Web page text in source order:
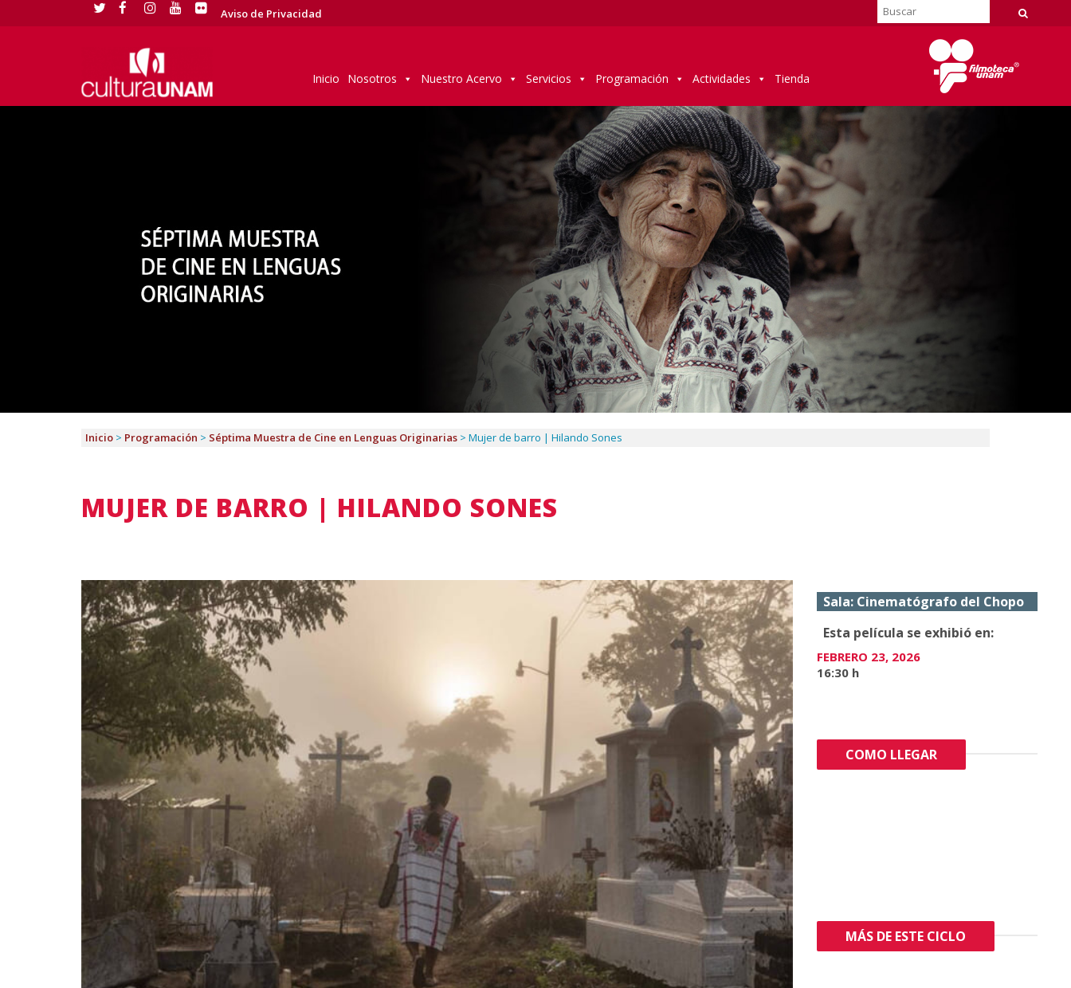
Aviso de Privacidad
Inicio Nosotros Nuestro Acervo Servicios Programación Actividades Tienda
Inicio > Programación > Séptima Muestra de Cine en Lenguas Originarias > Mujer de barro | Hilando Sones
MUJER DE BARRO | HILANDO SONES
Sala: Cinematógrafo del Chopo
Esta película se exhibió en:
FEBRERO 23, 2026
16:30 h
COMO LLEGAR
MÁS DE ESTE CICLO